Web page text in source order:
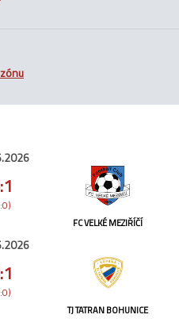
FC VELKÉ MEZIŘÍČÍ
TJ TATRAN BOHUNICE